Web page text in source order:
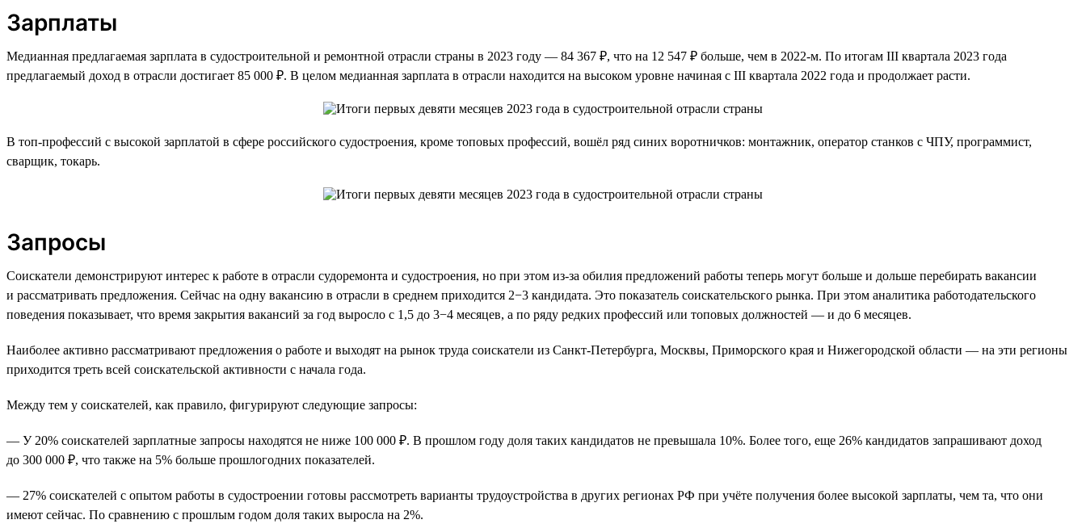
Зарплаты
Медианная предлагаемая зарплата в судостроительной и ремонтной отрасли страны в 2023 году — 84 367 ₽, что на 12 547 ₽ больше, чем в 2022-м. По итогам III квартала 2023 года
предлагаемый доход в отрасли достигает 85 000 ₽. В целом медианная зарплата в отрасли находится на высоком уровне начиная с III квартала 2022 года и продолжает расти.
В топ-профессий с высокой зарплатой в сфере российского судостроения, кроме топовых профессий, вошёл ряд синих воротничков: монтажник, оператор станков с ЧПУ, программист,
сварщик, токарь.
Запросы
Соискатели демонстрируют интерес к работе в отрасли судоремонта и судостроения, но при этом из-за обилия предложений работы теперь могут больше и дольше перебирать вакансии
и рассматривать предложения. Сейчас на одну вакансию в отрасли в среднем приходится 2−3 кандидата. Это показатель соискательского рынка. При этом аналитика работодательского
поведения показывает, что время закрытия вакансий за год выросло с 1,5 до 3−4 месяцев, а по ряду редких профессий или топовых должностей — и до 6 месяцев.
Наиболее активно рассматривают предложения о работе и выходят на рынок труда соискатели из Санкт-Петербурга, Москвы, Приморского края и Нижегородской области — на эти регионы
приходится треть всей соискательской активности с начала года.
Между тем у соискателей, как правило, фигурируют следующие запросы:
— У 20% соискателей зарплатные запросы находятся не ниже 100 000 ₽. В прошлом году доля таких кандидатов не превышала 10%. Более того, еще 26% кандидатов запрашивают доход
до 300 000 ₽, что также на 5% больше прошлогодних показателей.
— 27% соискателей с опытом работы в судостроении готовы рассмотреть варианты трудоустройства в других регионах РФ при учёте получения более высокой зарплаты, чем та, что они
имеют сейчас. По сравнению с прошлым годом доля таких выросла на 2%.